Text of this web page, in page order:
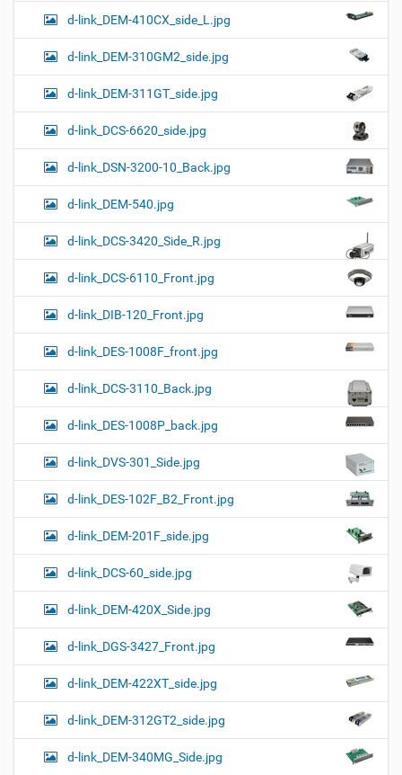
d-link_DEM-410CX_side_L.jpg
d-link_DEM-310GM2_side.jpg
d-link_DEM-311GT_side.jpg
d-link_DCS-6620_side.jpg
d-link_DSN-3200-10_Back.jpg
d-link_DEM-540.jpg
d-link_DCS-3420_Side_R.jpg
d-link_DCS-6110_Front.jpg
d-link_DIB-120_Front.jpg
d-link_DES-1008F_front.jpg
d-link_DCS-3110_Back.jpg
d-link_DES-1008P_back.jpg
d-link_DVS-301_Side.jpg
d-link_DES-102F_B2_Front.jpg
d-link_DEM-201F_side.jpg
d-link_DCS-60_side.jpg
d-link_DEM-420X_Side.jpg
d-link_DGS-3427_Front.jpg
d-link_DEM-422XT_side.jpg
d-link_DEM-312GT2_side.jpg
d-link_DEM-340MG_Side.jpg